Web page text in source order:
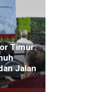
Timur:
Jalan